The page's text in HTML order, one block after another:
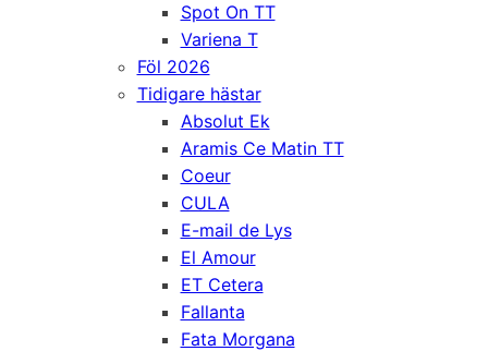
Spot On TT
Variena T
Föl 2026
Tidigare hästar
Absolut Ek
Aramis Ce Matin TT
Coeur
CULA
E-mail de Lys
El Amour
ET Cetera
Fallanta
Fata Morgana